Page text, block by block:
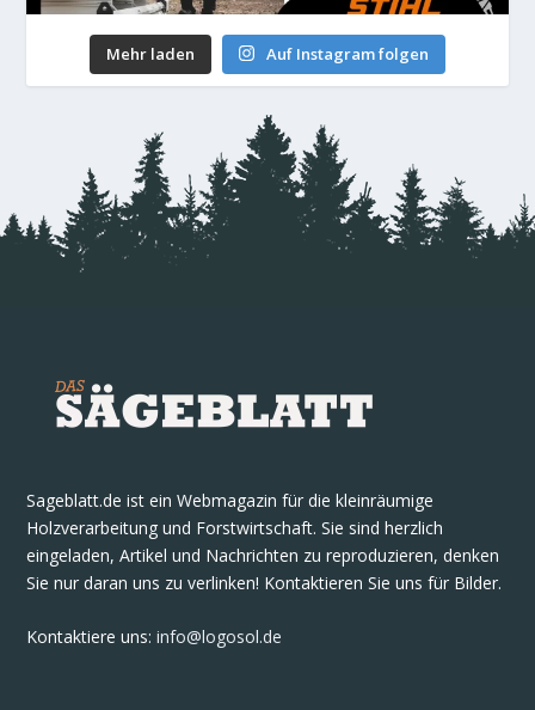
Mehr laden Auf Instagram folgen
Sageblatt.de ist ein Webmagazin für die kleinräumige
Holzverarbeitung und Forstwirtschaft. Sie sind herzlich
eingeladen, Artikel und Nachrichten zu reproduzieren, denken
Sie nur daran uns zu verlinken! Kontaktieren Sie uns für Bilder.
Kontaktiere uns:info@logosol.de